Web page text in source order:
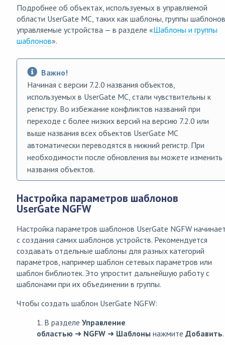
Подробнее об объектах, используемых в управляемой
области UserGate MC, таких как шаблоны, группы
управляемые устройства — в разделе «Шаблоны и группы
шаблонов».
Важно!
Начиная с версии 7.2.0 названия объектов,
используемых в UserGate MC, стали чувствительны к
регистру. Во избежание конфликтов названий при
переходе с более низких версий на версию 7.2.0 или
выше названия всех объектов UserGate MC
автоматически переводятся в нижний регистр. При
необходимости после обновления вы можете изменить
названия объектов.
Настройка параметров шаблонов
UserGate NGFW
Настройка параметров шаблонов UserGate NGFW
с создания самих шаблонов устройств. Рекомендуется
создавать отдельные шаблоны для разных категорий
параметров, например шаблон сетевых параметров или
шаблон библиотек. Это упростит дальнейшую работу с
шаблонами при их объединении в группы.
Чтобы создать шаблон UserGate NGFW:
1. В разделе Управление
областью ➜ NGFW ➜ Шаблоны нажмите Добавить.